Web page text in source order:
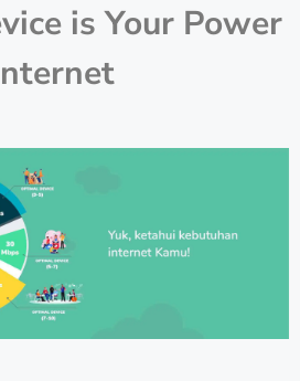
is Your Power